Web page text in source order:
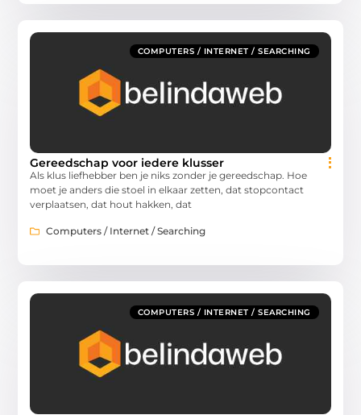
COMPUTERS / INTERNET / SEARCHING
Gereedschap voor iedere klusser
Als klus liefhebber ben je niks zonder je gereedschap. Hoe
moet je anders die stoel in elkaar zetten, dat stopcontact
verplaatsen, dat hout hakken, dat
Computers / Internet / Searching
COMPUTERS / INTERNET / SEARCHING